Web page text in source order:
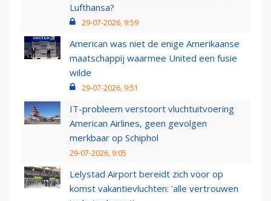
Lufthansa?
29-07-2026, 9:59
American was niet de enige Amerikaanse
maatschappij waarmee United een fusie
wilde
29-07-2026, 9:51
IT-probleem verstoort vluchtuitvoering
American Airlines, geen gevolgen
merkbaar op Schiphol
29-07-2026, 9:05
Lelystad Airport bereidt zich voor op
komst vakantievluchten: 'alle vertrouwen